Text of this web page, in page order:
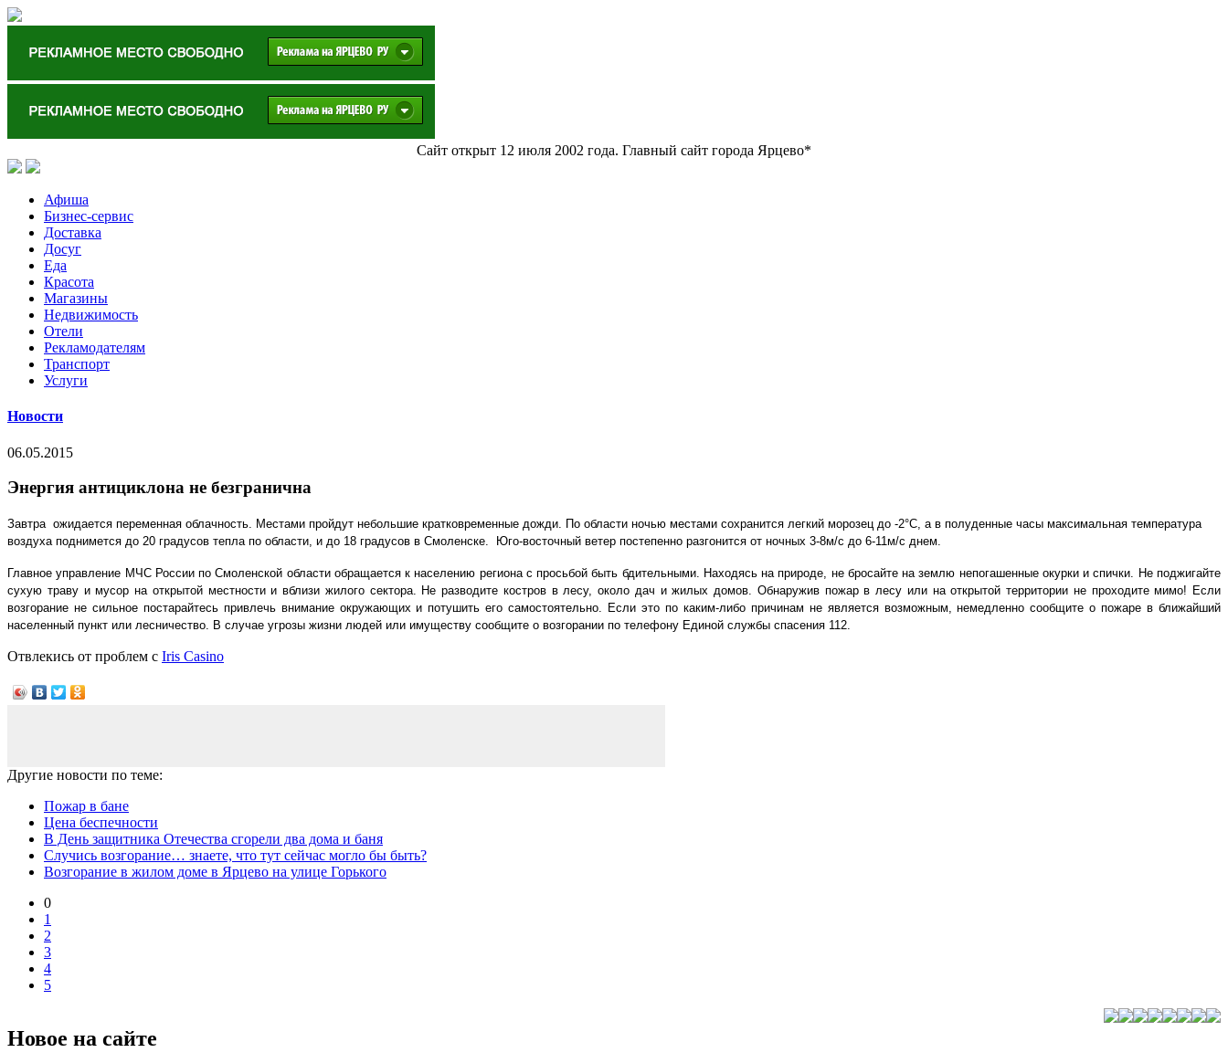
Сайт открыт 12 июля 2002 года. Главный сайт города Ярцево*
Афиша
Бизнес-сервис
Доставка
Досуг
Еда
Красота
Магазины
Недвижимость
Отели
Рекламодателям
Транспорт
Услуги
Новости
06.05.2015
Энергия антициклона не безгранична
Завтра ожидается переменная облачность. Местами пройдут небольшие кратковременные дожди. По области ночью местами сохранится легкий морозец до -2°С, а в полуденные часы максимальная температура
воздуха поднимется до 20 градусов тепла по области, и до 18 градусов в Смоленске. Юго-восточный ветер постепенно разгонится от ночных 3-8м/с до 6-11м/с днем.
Главное управление МЧС России по Смоленской области обращается к населению региона с просьбой быть бдительными. Находясь на природе, не бросайте на землю непогашенные окурки и спички. Не поджигайте
сухую траву и мусор на открытой местности и вблизи жилого сектора. Не разводите костров в лесу, около дач и жилых домов. Обнаружив пожар в лесу или на открытой территории не проходите мимо! Если
возгорание не сильное постарайтесь привлечь внимание окружающих и потушить его самостоятельно. Если это по каким-либо причинам не является возможным, немедленно сообщите о пожаре в ближайший
населенный пункт или лесничество. В случае угрозы жизни людей или имуществу сообщите о возгорании по телефону Единой службы спасения 112.
Отвлекись от проблем с Iris Сasino
Другие новости по теме:
Пожар в бане
Цена беспечности
В День защитника Отечества сгорели два дома и баня
Случись возгорание… знаете, что тут сейчас могло бы быть?
Возгорание в жилом доме в Ярцево на улице Горького
0
1
2
3
4
5
Новое на сайте